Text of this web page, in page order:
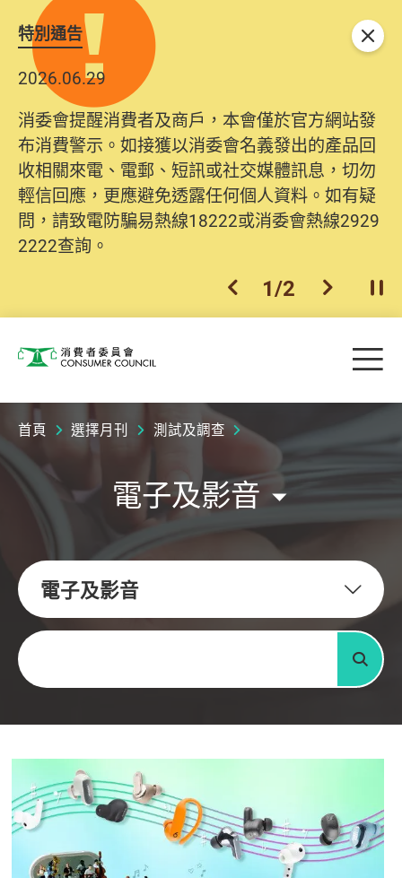
特別通告
2026.06.29
消委會提醒消費者及商戶，本會僅於官方網站發
布消費警示。如接獲以消委會名義發出的產品回
收相關來電、電郵、短訊或社交媒體訊息，切勿
輕信回應，更應避免透露任何個人資料。如有疑
問，請致電防騙易熱線18222或消委會熱線2929
2222查詢。
上一個
1/2 下一個開
關閉
消費者委員會 目
首頁 選擇月刊 測試及調查
電子及影音
電子及影音
關鍵字
搜尋